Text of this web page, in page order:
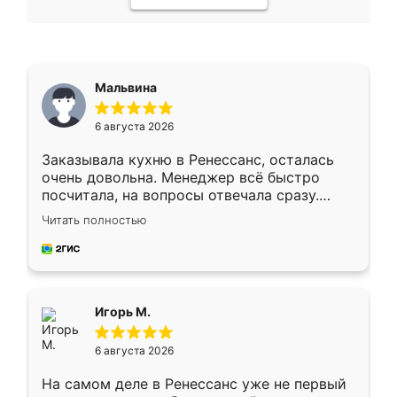
Мальвина
6 августа 2026
Заказывала кухню в Ренессанс, осталась
очень довольна. Менеджер всё быстро
посчитала, на вопросы отвечала сразу.
Замерщик приехал в субботу, подошёл к
делу со всей ответственностью. Собрали
за день, ребята работали аккуратно, даже
Читать полностью
Игорь М.
6 августа 2026
На самом деле в Ренессанс уже не первый